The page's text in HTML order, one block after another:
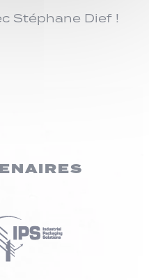
Stéphane Dief !